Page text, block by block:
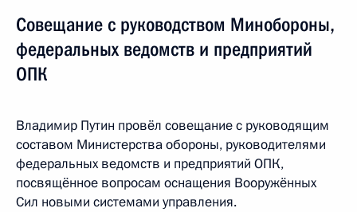
Совещание с руководством Минобороны,
федеральных ведомств и предприятий
ОПК
Владимир Путин провёл совещание с руководящим
составом Министерства обороны, руководителями
федеральных ведомств и предприятий ОПК,
посвящённое вопросам оснащения Вооружённых
Сил новыми системами управления.